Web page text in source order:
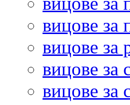
вицове за
вицове за
вицове за
вицове за